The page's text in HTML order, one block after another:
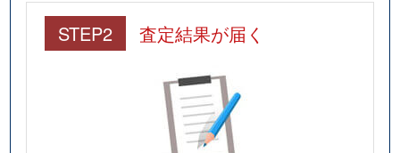
STEP2 査定結果が届く